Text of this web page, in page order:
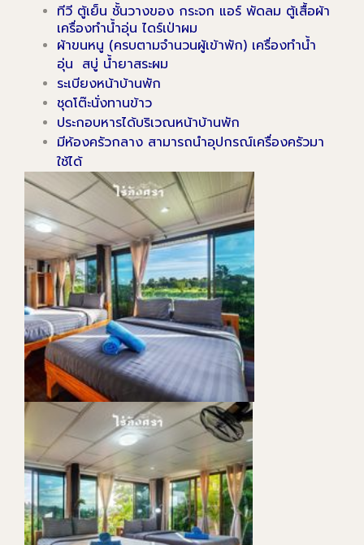
ทีวี ตู้เย็น ชั้นวางของ กระจก แอร์ พัดลม ตู้เสื้อผ้า
เครื่องทำน้ำอุ่น ไดร์เป่าผม
ผ้าขนหนู (ครบตามจำนวนผู้เข้าพัก) เครื่องทำน้ำ
อุ่น สบู่ น้ำยาสระผม
ระเบียงหน้าบ้านพัก
ชุดโต๊ะนั่งทานข้าว
ประกอบหารได้บริเวณหน้าบ้านพัก
มีห้องครัวกลาง สามารถนำอุปกรณ์เครื่องครัวมา
ใช้ได้